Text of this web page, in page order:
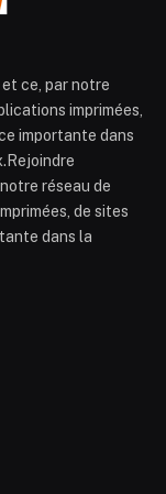
et ce, par notre
imprimées,
importante dans
réseau de
de sites
dans la